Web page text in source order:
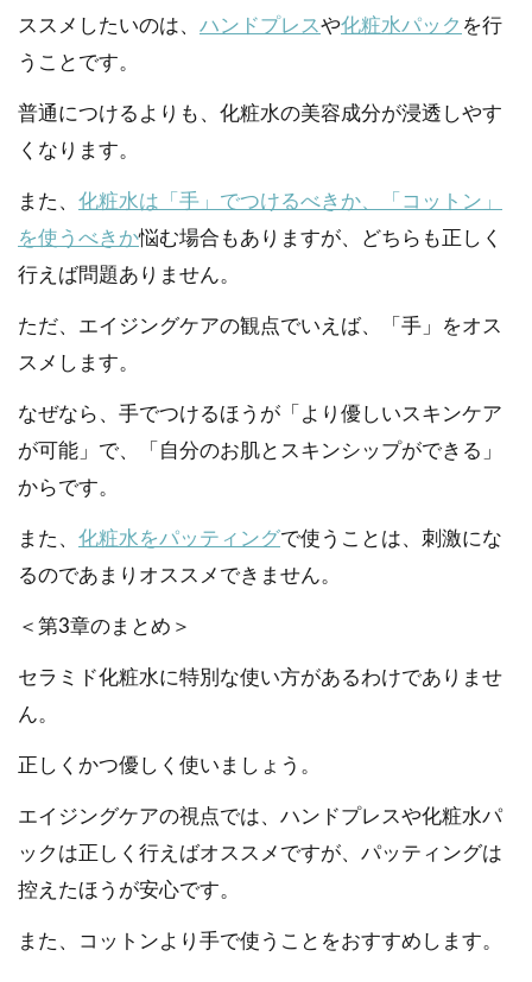
ススメしたいのは、 ハンドプレスや化粧水パック を行
うことです。
普通につけるよりも、化粧水の美容成分が浸透しやす
くなります。
また、 化粧水は「手」でつけるべきか、「コットン」
を使うべきか悩む場合もありますが、どちらも正しく
行えば問題ありません。
ただ、エイジングケアの観点でいえば、「手」をオス
スメします。
なぜなら、手でつけるほうが「より優しいスキンケア
が可能」で、「自分のお肌とスキンシップができる」
からです。
また、 化粧水をパッティングで使うことは、刺激にな
るのであまりオススメできません。
＜第3章のまとめ＞
セラミド化粧水に特別な使い方があるわけでありませ
ん。
正しくかつ優しく使いましょう。
エイジングケアの視点では、ハンドプレスや化粧水パ
ックは正しく行えばオススメですが、パッティングは
控えたほうが安心です。
また、コットンより手で使うことをおすすめします。